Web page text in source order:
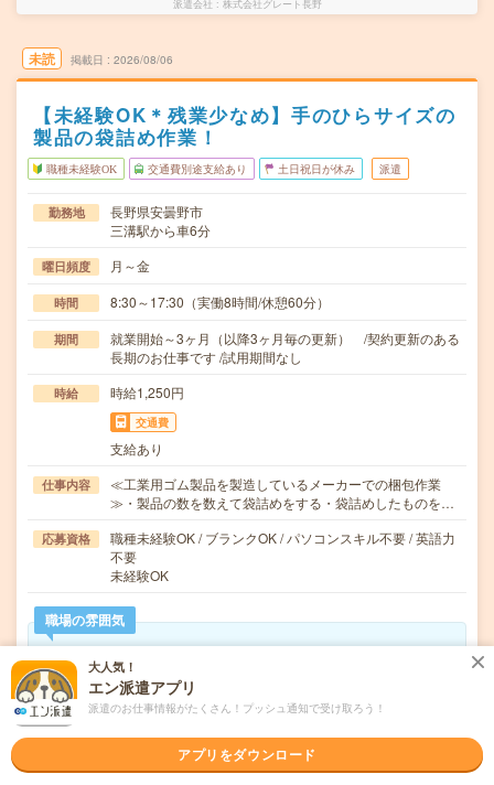
派遣会社 株式会社グレート長野
未読 掲載日 2026/08/06
【未経験OK＊残業少なめ】手のひらサイズの
製品の袋詰め作業！
職種未経験OK 交通費別途支給あり 土日祝日が休み 派遣
勤務地
長野県安曇野市
三溝駅から車6分
曜日頻度 月～金
時間 8:30～17:30（実働8時間/休憩60分）
期間
就業開始～3ヶ月（以降3ヶ月毎の更新） /契約更新のある
長期のお仕事です /試用期間なし
時給 時給1,250円
交通費
支給あり
仕事内容
≪工業用ゴム製品を製造しているメーカーでの梱包作業
≫・製品の数を数えて袋詰めをする・袋詰めしたものを…
応募資格
職種未経験OK / ブランクOK / パソコンスキル不要 / 英語力
不要
未経験OK
職場の雰囲気
年齢層
20代
男女比率
大人気！
エン派遣アプリ
派遣のお仕事情報がたくさん！プッシュ通知で受け取ろう！
アプリをダウンロード